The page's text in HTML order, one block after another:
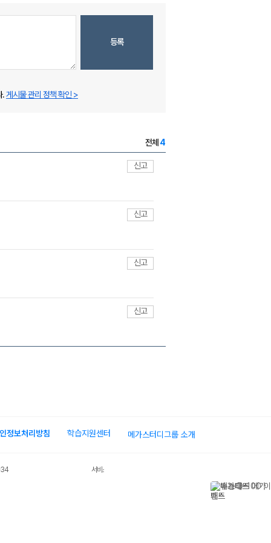
등록
.게시물 관리 정책 확인 >
전체 4
신고
신고
신고
신고
정보처리방침 학습지원센터 메가스터디그룹 소개
서비스 가입사실 확인